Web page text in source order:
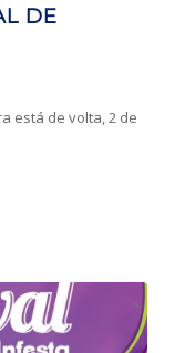
DE
está de volta, 2 de